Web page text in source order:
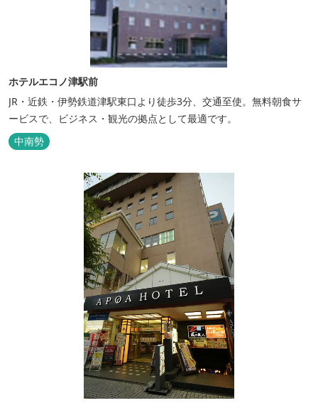
ホテルエコノ津駅前
JR・近鉄・伊勢鉄道津駅東口より徒歩3分、交通至使。無料朝食サ
ービスで、ビジネス・観光の拠点として最適です。
中南勢